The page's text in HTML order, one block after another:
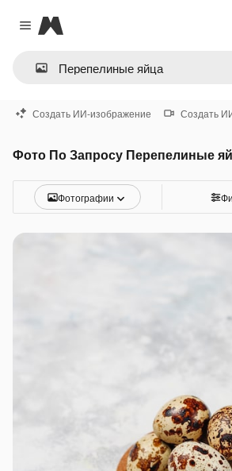
Close menu
Magnific
Создать ИИ-изображение Создать
Фото По Запросу Перепелиные
Фотографии